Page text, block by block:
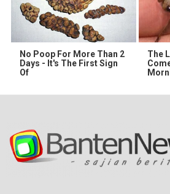
No Poop For More Than 2
Days - It's The First Sign
Of
The